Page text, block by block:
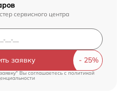
сервисного центра
заявку
Вы соглашаетесь c политикой